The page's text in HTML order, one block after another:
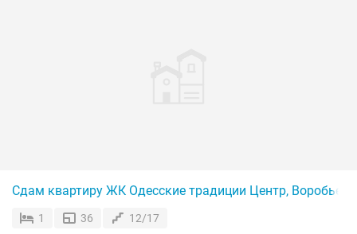
Сдам квартиру ЖК Одесские традиции Центр, Воробьева
1 36 12/17